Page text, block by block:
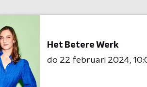
Het Betere Werk
do 22 februari 2024